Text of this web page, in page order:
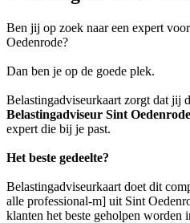
Ben jij op zoek naar een expert
Oedenrode?
Dan ben je op de goede plek.
Belastingadviseurkaart zorgt dat jij
Belastingadviseur Sint Oedenrode
expert die bij je past.
Het beste gedeelte?
Belastingadviseurkaart doet dit
alle professional-m] uit Sint
klanten het beste geholpen worden